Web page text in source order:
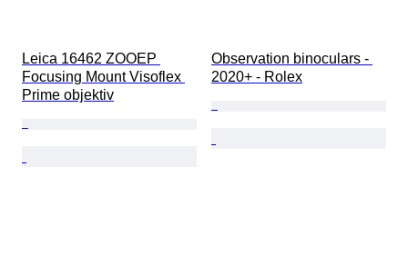
Leica 16462 ZOOEP
Focusing Mount Visoflex
Prime objektiv
Observation binoculars -
2020+ - Rolex